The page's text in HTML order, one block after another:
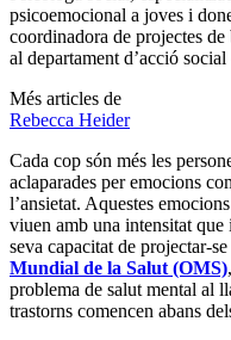
psicoemocional a joves i
coordinadora de projectes
al departament d’acció
Més articles de
Rebecca Heider
Cada cop són més les
aclaparades per emocions
l’ansietat. Aquestes
viuen amb una intensitat
seva capacitat de projectar-
Mundial de la Salut (OMS)
problema de salut mental al
trastorns comencen abans